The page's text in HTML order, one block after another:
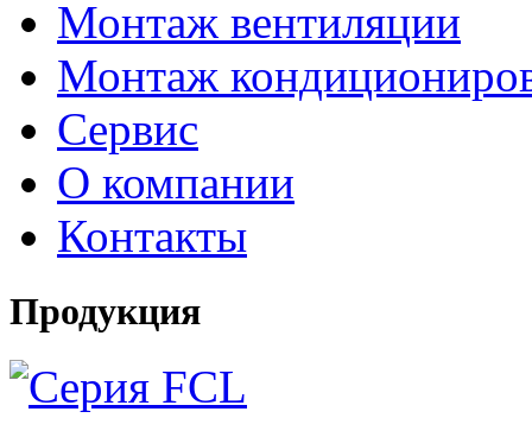
Монтаж вентиляции
Монтаж
Сервис
О компании
Контакты
Продукция